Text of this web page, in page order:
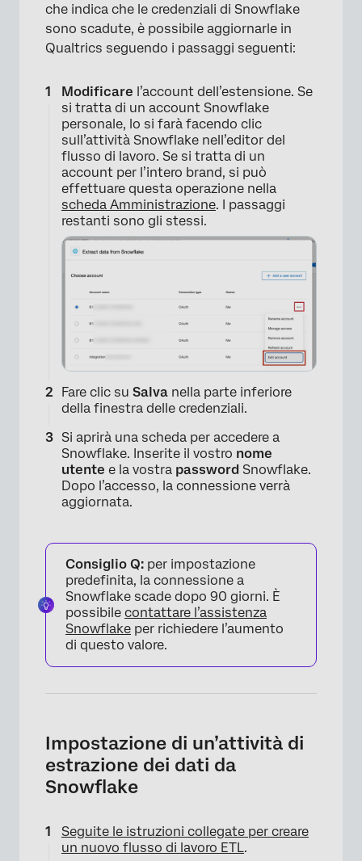
che indica che le credenziali di Snowflake
sono scadute, è possibile aggiornarle in
Qualtrics seguendo i passaggi seguenti:
Modificare l’account dell’estensione. Se
si tratta di un account Snowflake
personale, lo si farà facendo clic
sull’attività Snowflake nell’editor del
flusso di lavoro. Se si tratta di un
account per l’intero brand, si può
effettuare questa operazione nella
scheda Amministrazione. I passaggi
restanti sono gli stessi.
Fare clic su Salva nella parte inferiore
della finestra delle credenziali.
Si aprirà una scheda per accedere a
Snowflake. Inserite il vostro nome
utente e la vostra password Snowflake.
Dopo l’accesso, la connessione verrà
aggiornata.
Consiglio Q: per impostazione
predefinita, la connessione a
Snowflake scade dopo 90 giorni. È
possibile contattare l’assistenza
Snowflake per richiedere l’aumento
di questo valore.
Impostazione di un’attività di
estrazione dei dati da
Snowflake
Seguite le istruzioni collegate per creare
un nuovo flusso di lavoro ETL.